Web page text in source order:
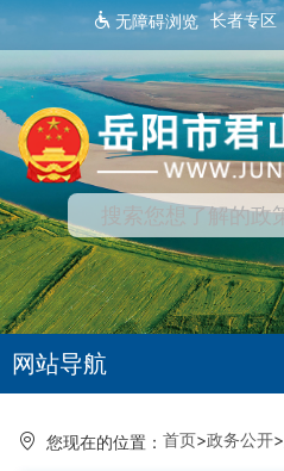
无障碍浏览 长者专区
网站导航
您现在的位置： 首页>政务公开>